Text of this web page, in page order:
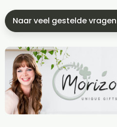
Naar veel gestelde vragen